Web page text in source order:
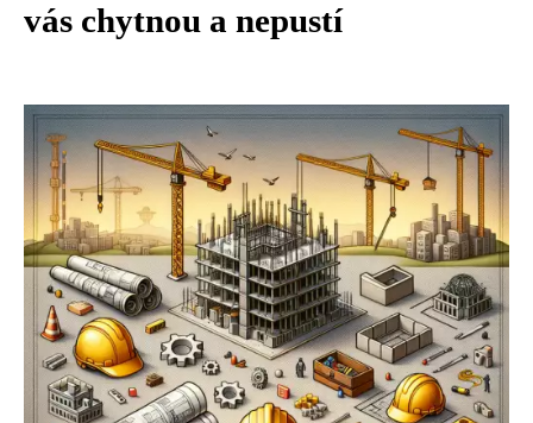
vás chytnou a nepustí